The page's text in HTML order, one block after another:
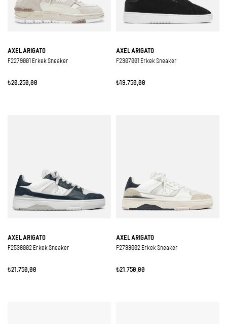
AXEL ARIGATO
F2279001 Erkek Sneaker
₺20.250,00
AXEL ARIGATO
F2307001 Erkek Sneaker
₺19.750,00
AXEL ARIGATO
F2538002 Erkek Sneaker
₺21.750,00
AXEL ARIGATO
F2733002 Erkek Sneaker
₺21.750,00